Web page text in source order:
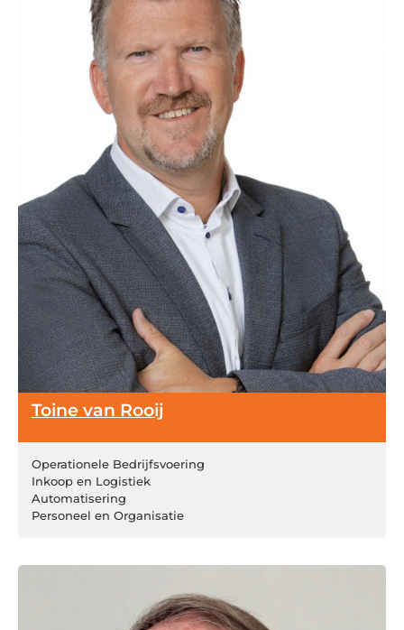
Toine van Rooij
Operationele Bedrijfsvoering
Inkoop en Logistiek
Automatisering
Personeel en Organisatie